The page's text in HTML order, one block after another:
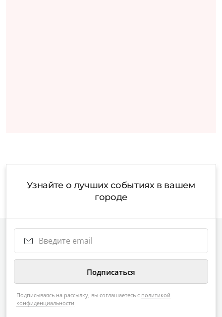
Узнайте о лучших событиях в вашем
городе
Подписываясь на рассылку, вы соглашаетесь с политикой
конфиденциальности